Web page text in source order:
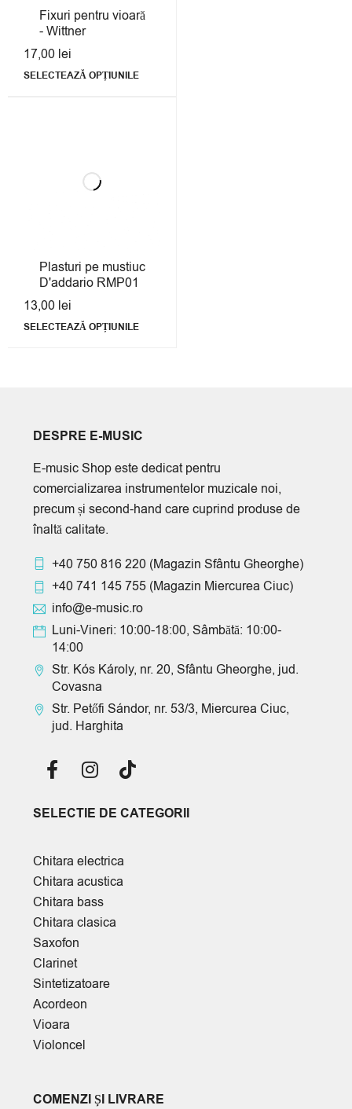
Fixuri pentru vioară
- Wittner
17,00 lei
SELECTEAZĂ OPȚIUNILE
Plasturi pe mustiuc
D'addario RMP01
13,00 lei
SELECTEAZĂ OPȚIUNILE
DESPRE E-MUSIC
E-music Shop este dedicat pentru
comercializarea instrumentelor muzicale noi,
precum și second-hand care cuprind produse de
înaltă calitate.
+40 750 816 220 (Magazin Sfântu Gheorghe)
+40 741 145 755 (Magazin Miercurea Ciuc)
info@e-music.ro
Luni-Vineri: 10:00-18:00, Sâmbătă: 10:00-
14:00
Str. Kós Károly, nr. 20, Sfântu Gheorghe, jud.
Covasna
Str. Petőfi Sándor, nr. 53/3, Miercurea Ciuc,
jud. Harghita
SELECTIE DE CATEGORII
Chitara electrica
Chitara acustica
Chitara bass
Chitara clasica
Saxofon
Clarinet
Sintetizatoare
Acordeon
Vioara
Violoncel
COMENZI ȘI LIVRARE